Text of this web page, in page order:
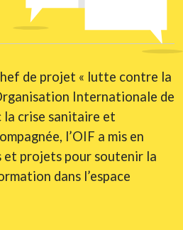
de projet « lutte contre la
Internationale de
la crise sanitaire et
l’OIF a mis en
et projets pour soutenir la
dans l’espace